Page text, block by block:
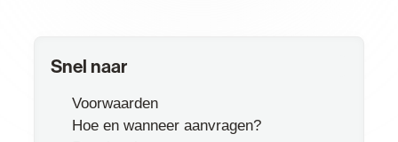
Snel naar
Voorwaarden
Hoe en wanneer aanvragen?